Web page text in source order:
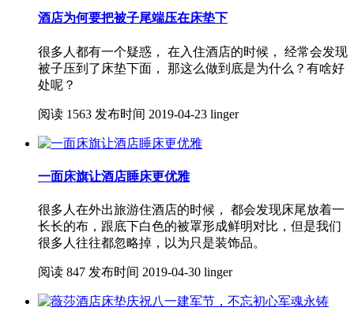
酒店为何要把被子尾端压在床垫下
很多人都有一个疑惑， 在入住酒店的时候， 经常会发现
被子压到了床垫下面， 那这么做到底是为什么？有啥好
处呢？
阅读 1563 发布时间 2019-04-23 linger
一面床旗让酒店睡床更优雅
很多人在外出旅游住酒店的时候， 都会发现床尾放着一
长长的布，跟底下白色的被罩形成鲜明对比，但是我们
很多人往往都忽略掉，以为只是装饰品。
阅读 847 发布时间 2019-04-30 linger